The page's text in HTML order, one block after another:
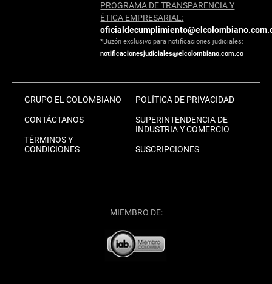
PROGRAMA DE TRANSPARENCIA Y
ÉTICA EMPRESARIAL:
*Buzón exclusivo para notificaciones judiciales:
notificacionesjudiciales@elcolombiano.com.co
GRUPO EL COLOMBIANO
CONTÁCTANOS
TÉRMINOS Y
CONDICIONES
POLÍTICA DE PRIVACIDAD
SUPERINTENDENCIA DE
INDUSTRIA Y COMERCIO
SUSCRIPCIONES
MIEMBRO DE: